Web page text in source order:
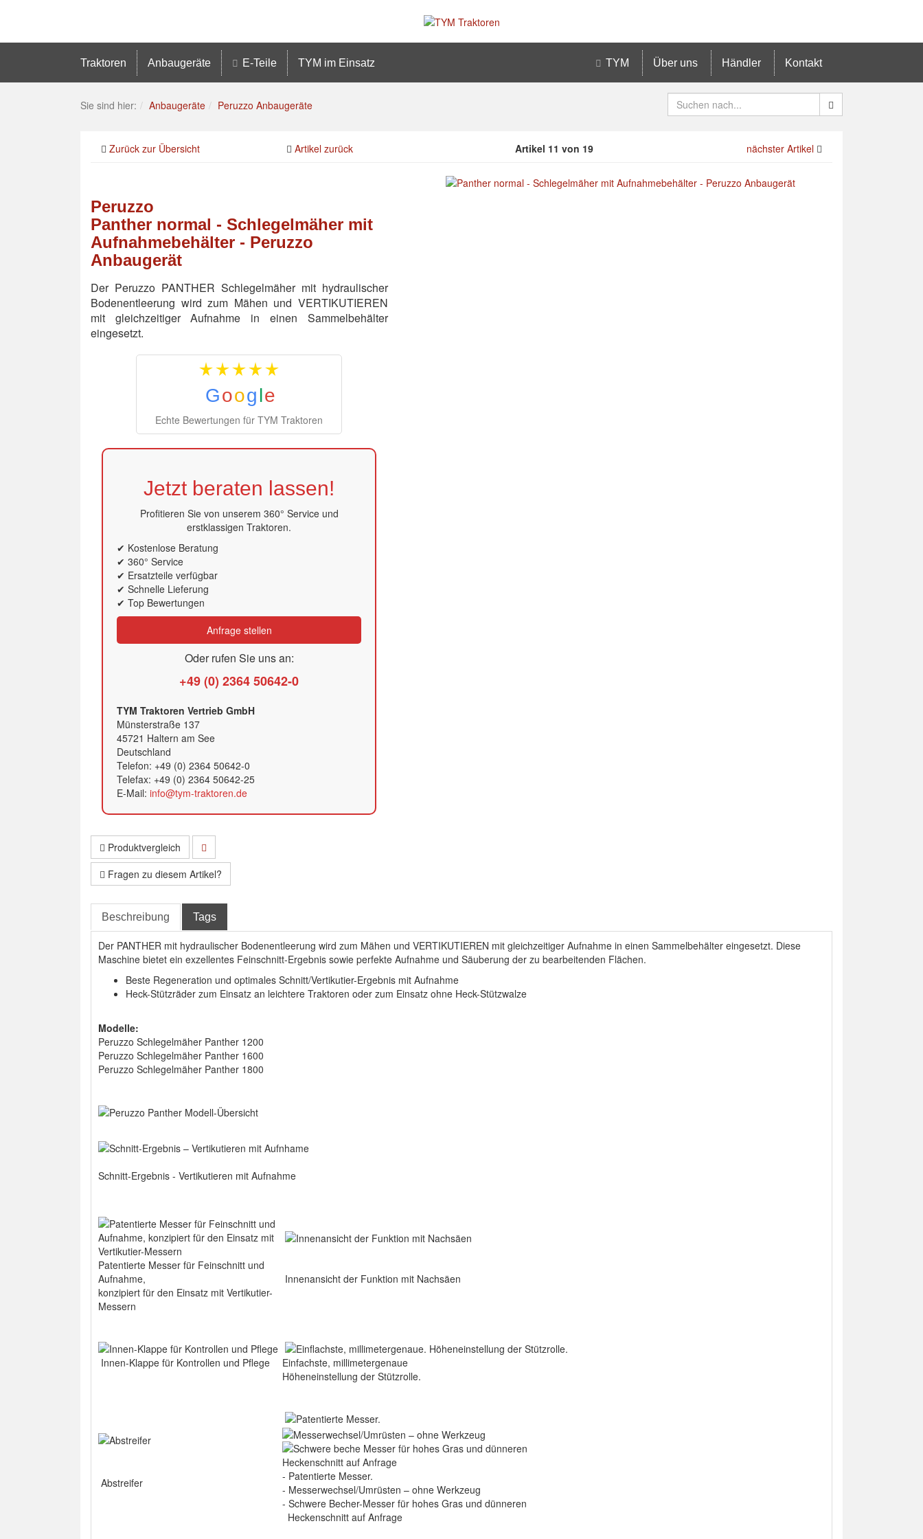
Traktoren Anbaugeräte E-Teile TYM im Einsatz TYM Über uns Händler Kontakt
Sie sind hier: Anbaugeräte Peruzzo Anbaugeräte
Zurück zur Übersicht Artikel zurück Artikel 11 von 19 nächster Artikel
Peruzzo
Panther normal - Schlegelmäher mit
Aufnahmebehälter - Peruzzo
Anbaugerät
Der Peruzzo PANTHER Schlegelmäher mit hydraulischer
Bodenentleerung wird zum Mähen und VERTIKUTIEREN
mit gleichzeitiger Aufnahme in einen Sammelbehälter
eingesetzt.
G o o g l e
Echte Bewertungen für TYM Traktoren
Jetzt beraten lassen!
Profitieren Sie von unserem 360° Service und
erstklassigen Traktoren.
✔ Kostenlose Beratung
✔ 360° Service
✔ Ersatzteile verfügbar
✔ Schnelle Lieferung
✔ Top Bewertungen
Anfrage stellen
Oder rufen Sie uns an:
+49 (0) 2364 50642-0
TYM Traktoren Vertrieb GmbH
Münsterstraße 137
45721 Haltern am See
Deutschland
Telefon: +49 (0) 2364 50642-0
Telefax: +49 (0) 2364 50642-25
E-Mail:info@tym-traktoren.de
Produktvergleich
Fragen zu diesem Artikel?
Beschreibung Tags
Der PANTHER mit hydraulischer Bodenentleerung wird zum Mähen und VERTIKUTIEREN mit gleichzeitiger Aufnahme in einen Sammelbehälter eingesetzt. Diese
Maschine bietet ein exzellentes Feinschnitt-Ergebnis sowie perfekte Aufnahme und Säuberung der zu bearbeitenden Flächen.
Beste Regeneration und optimales Schnitt/Vertikutier-Ergebnis mit Aufnahme
Heck-Stützräder zum Einsatz an leichtere Traktoren oder zum Einsatz ohne Heck-Stützwalze
Modelle:
Peruzzo Schlegelmäher Panther 1200
Peruzzo Schlegelmäher Panther 1600
Peruzzo Schlegelmäher Panther 1800
Schnitt-Ergebnis - Vertikutieren mit Aufnahme
Patentierte Messer für Feinschnitt und
Aufnahme,
konzipiert für den Einsatz mit Vertikutier-
Messern
Innenansicht der Funktion mit Nachsäen
Innen-Klappe für Kontrollen und Pflege
Einfachste, millimetergenaue
Höheneinstellung der Stützrolle.
Abstreifer
- Patentierte Messer.
- Messerwechsel/Umrüsten – ohne Werkzeug
- Schwere Becher-Messer für hohes Gras und dünneren
Heckenschnitt auf Anfrage